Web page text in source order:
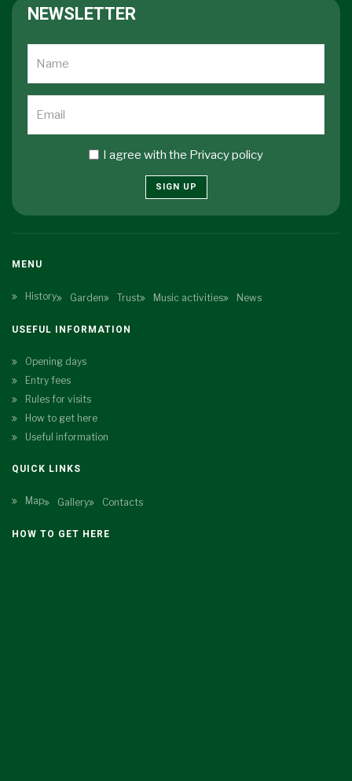
NEWSLETTER
I agree with the Privacy policy
SIGN UP
MENU
History Garden Trust Music activities News
USEFUL INFORMATION
Opening days
Entry fees
Rules for visits
How to get here
Useful information
QUICK LINKS
Map Gallery Contacts
HOW TO GET HERE